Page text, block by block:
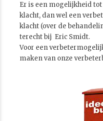
Er is een mogelijkheid
klacht, dan wel een
klacht (over de
terecht bij Eric Smidt.
Voor een
maken van onze